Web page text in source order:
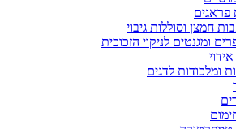
פראגים
חמצן וסוללות גיבוי
ומגנטים לניקוי הזכוכית
אידוי
ומלכודות לדגים